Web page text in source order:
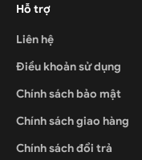
Hỗ trợ
Liên hệ
Điều khoản sử dụng
Chính sách bảo mật
Chính sách giao hàng
Chính sách đổi trả